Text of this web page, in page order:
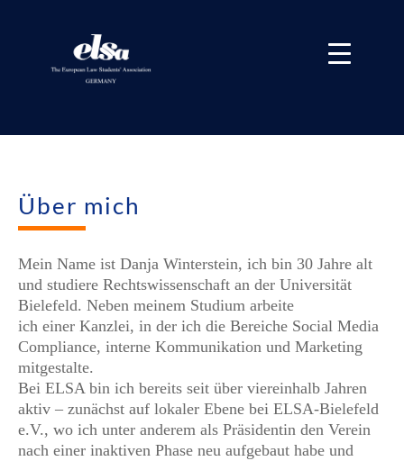
Über mich
Mein Name ist Danja Winterstein, ich bin 30 Jahre alt
und studiere Rechtswissenschaft an der Universität
Bielefeld. Neben meinem Studium arbeite
ich einer Kanzlei, in der ich die Bereiche Social Media
Compliance, interne Kommunikation und Marketing
mitgestalte.
Bei ELSA bin ich bereits seit über viereinhalb Jahren
aktiv – zunächst auf lokaler Ebene bei ELSA-Bielefeld
e.V., wo ich unter anderem als Präsidentin den Verein
nach einer inaktiven Phase neu aufgebaut habe und